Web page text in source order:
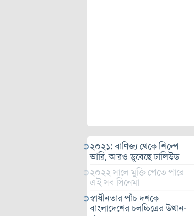
২০২১: বাণিজ্য থেকে শিল্পে
ভারি, আরও ডুবেছে ঢালিউড
২০২২ সালে মুক্তি পেতে পারে
এই সব সিনেমা
স্বাধীনতার পাঁচ দশকে
বাংলাদেশের চলচ্চিত্রের উত্থান-